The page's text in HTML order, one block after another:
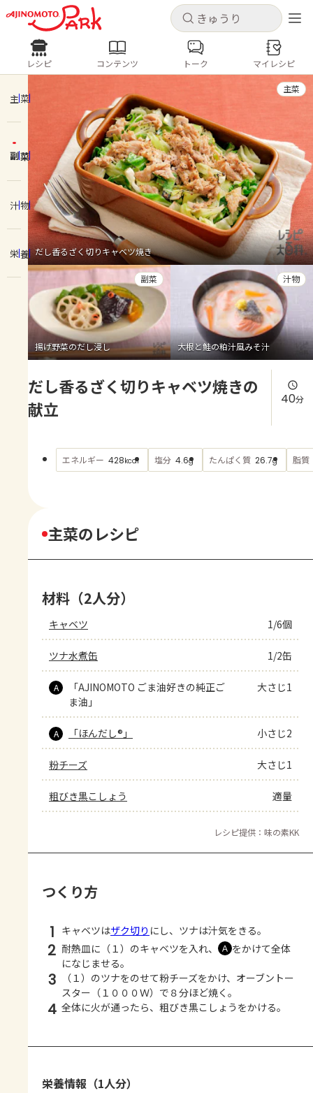
キャンセル
ログインするとレシピを保存できます
ログイン
ホーム
コンテンツ
レシピ
トーク
よくあるお問い合わせ
お買い物
AJINOMOTO PARK とは
キャンセル
レシピ コンテンツ
人気の食材・レシピ
きゅうり なす トマト
とうもろこし
ピーマン
みょうが ゴーヤ
レシピ コンテンツ トーク マイレシピ
主菜
副菜
汁物
栄養 だし香るざく切りキャベツ焼き
主菜
揚げ野菜のだし浸し
副菜
大根と鮭の粕汁風みそ汁
汁物
だし香るざく切りキャベツ焼きの
献立
40分
エネルギー 428kcal 塩分 4.6g たんぱく質 26.7g 脂質
主菜のレシピ
材料（2人分）
キャベツ 1/6個
ツナ水煮缶 1/2缶
A
「AJINOMOTO ごま油好きの純正ご
ま油」
大さじ1
A 「ほんだし®」 小さじ2
粉チーズ 大さじ1
粗びき黒こしょう 適量
レシピ提供：味の素KK
つくり方
1 キャベツはザク切り にし、ツナは汁気をきる。
2 耐熱皿に（１）のキャベツを入れ、 Ａ をかけて全体
になじませる。
3
（１）のツナをのせて粉チーズをかけ、オーブントー
スター（１０００Ｗ）で８分ほど焼く。
4 全体に火が通ったら、粗びき黒こしょうをかける。
栄養情報（1人分）